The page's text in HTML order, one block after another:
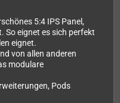
5:4 IPS Panel,
So eignet es sich perfekt
eignet.
von allen anderen
modulare
Pods